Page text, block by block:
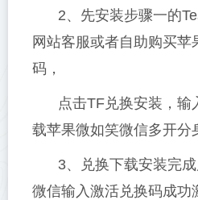
2、先安装步骤一的
网站客服或者自助购买苹
码，
点击TF兑换安装，
载苹果微如笑微信多开分
3、兑换下载安装完
微信输入激活兑换码成功